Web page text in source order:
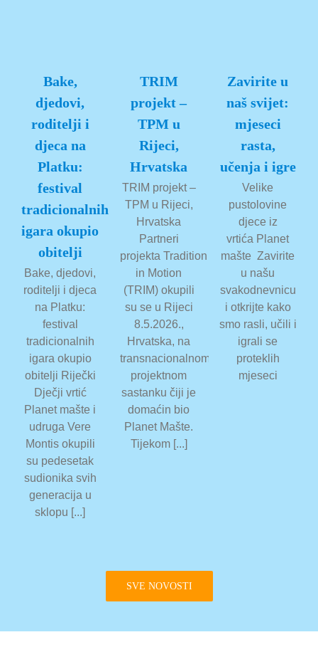
Bake,
djedovi,
roditelji i
djeca na
Platku:
festival
tradicionalnih
igara okupio
obitelji
Bake, djedovi,
roditelji i djeca
na Platku:
festival
tradicionalnih
igara okupio
obitelji Riječki
Dječji vrtić
Planet mašte i
udruga Vere
Montis okupili
su pedesetak
sudionika svih
generacija u
sklopu [...]
TRIM
projekt –
TPM u
Rijeci,
Hrvatska
TRIM projekt –
TPM u Rijeci,
Hrvatska
Partneri
projekta Tradition
in Motion
(TRIM) okupili
su se u Rijeci
8.5.2026.,
Hrvatska, na
transnacionalnom
projektnom
sastanku čiji je
domaćin bio
Planet Mašte.
Tijekom [...]
Zavirite u
naš svijet:
mjeseci
rasta,
učenja i igre
Velike
pustolovine
djece iz
vrtića Planet
mašte Zavirite
u našu
svakodnevnicu
i otkrijte kako
smo rasli, učili i
igrali se
proteklih
mjeseci
SVE NOVOSTI